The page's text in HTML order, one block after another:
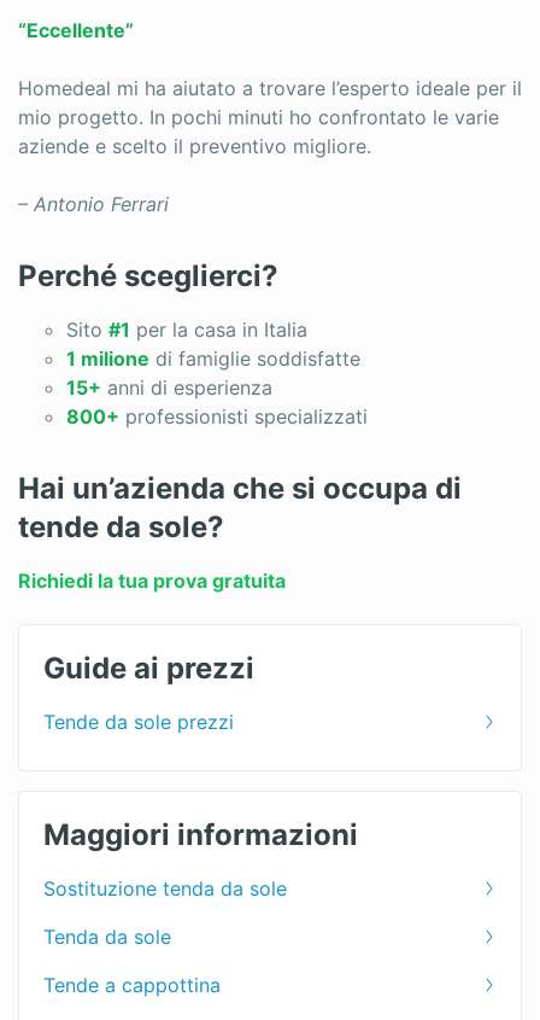
“Eccellente”
Homedeal mi ha aiutato a trovare l’esperto ideale per il
mio progetto. In pochi minuti ho confrontato le varie
aziende e scelto il preventivo migliore.
– Antonio Ferrari
Perché sceglierci?
Sito #1 per la casa in Italia
1 milione di famiglie soddisfatte
15+ anni di esperienza
800+ professionisti specializzati
Hai un’azienda che si occupa di
tende da sole?
Richiedi la tua prova gratuita
Guide ai prezzi
Tende da sole prezzi
Maggiori informazioni
Sostituzione tenda da sole
Tenda da sole
Tende a cappottina